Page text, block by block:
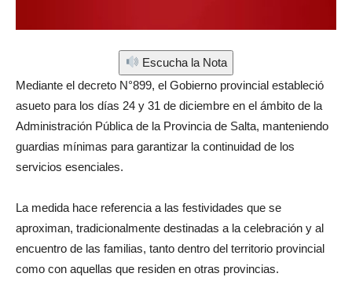
Escucha la Nota
Mediante el decreto N°899, el Gobierno provincial estableció
asueto para los días 24 y 31 de diciembre en el ámbito de la
Administración Pública de la Provincia de Salta, manteniendo
guardias mínimas para garantizar la continuidad de los
servicios esenciales.
La medida hace referencia a las festividades que se
aproximan, tradicionalmente destinadas a la celebración y al
encuentro de las familias, tanto dentro del territorio provincial
como con aquellas que residen en otras provincias.